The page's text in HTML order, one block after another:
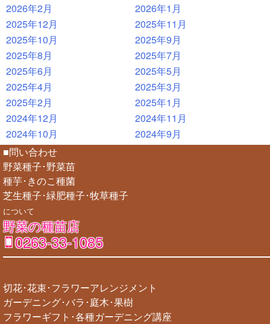
2026年2月
2026年1月
2025年12月
2025年11月
2025年10月
2025年9月
2025年8月
2025年7月
2025年6月
2025年5月
2025年4月
2025年3月
2025年2月
2025年1月
2024年12月
2024年11月
2024年10月
2024年9月
■問い合わせ
野菜種子･野菜苗
種芋･きのこ種菌
芝生種子･緑肥種子･牧草種子
について
野菜の種苗店
0263-33-1085
切花･花束･フラワーアレンジメント
ガーデニング･バラ･庭木･果樹
フラワーギフト･各種ガーデニング講座